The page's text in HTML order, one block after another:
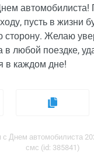
автомобилиста!
пусть в жизни
сторону. Желаю
в любой поездке,
в каждом дне!
с Днем автомобилиста
смс (id: 385841)